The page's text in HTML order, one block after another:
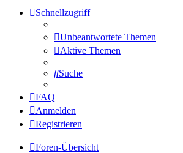
Schnellzugriff
Unbeantwortete Themen
Aktive Themen
Suche
FAQ
Anmelden
Registrieren
Foren-Übersicht